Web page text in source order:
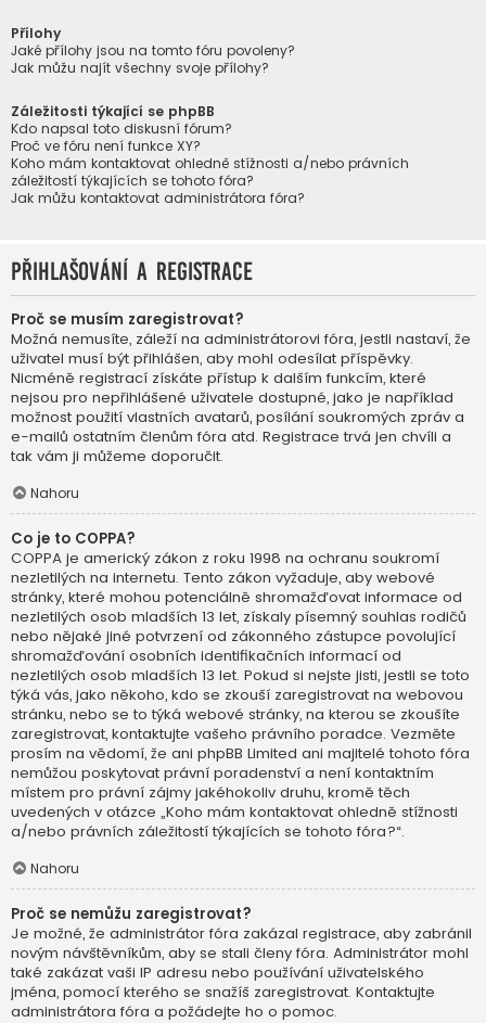
Přílohy
Jaké přílohy jsou na tomto fóru povoleny?
Jak můžu najít všechny svoje přílohy?
Záležitosti týkající se phpBB
Kdo napsal toto diskusní fórum?
Proč ve fóru není funkce XY?
Koho mám kontaktovat ohledně stížnosti a/nebo právních
záležitostí týkajících se tohoto fóra?
Jak můžu kontaktovat administrátora fóra?
Přihlašování a registrace
Proč se musím zaregistrovat?
Možná nemusíte, záleží na administrátorovi fóra, jestli nastaví, že
uživatel musí být přihlášen, aby mohl odesílat příspěvky.
Nicméně registrací získáte přístup k dalším funkcím, které
nejsou pro nepřihlášené uživatele dostupné, jako je například
možnost použití vlastních avatarů, posílání soukromých zpráv a
e-mailů ostatním členům fóra atd. Registrace trvá jen chvíli a
tak vám ji můžeme doporučit.
Nahoru
Co je to COPPA?
COPPA je americký zákon z roku 1998 na ochranu soukromí
nezletilých na internetu. Tento zákon vyžaduje, aby webové
stránky, které mohou potenciálně shromažďovat informace od
nezletilých osob mladších 13 let, získaly písemný souhlas rodičů
nebo nějaké jiné potvrzení od zákonného zástupce povolující
shromažďování osobních identifikačních informací od
nezletilých osob mladších 13 let. Pokud si nejste jisti, jestli se toto
týká vás, jako někoho, kdo se zkouší zaregistrovat na webovou
stránku, nebo se to týká webové stránky, na kterou se zkoušíte
zaregistrovat, kontaktujte vašeho právního poradce. Vezměte
prosím na vědomí, že ani phpBB Limited ani majitelé tohoto fóra
nemůžou poskytovat právní poradenství a není kontaktním
místem pro právní zájmy jakéhokoliv druhu, kromě těch
uvedených v otázce „Koho mám kontaktovat ohledně stížnosti
a/nebo právních záležitostí týkajících se tohoto fóra?“.
Nahoru
Proč se nemůžu zaregistrovat?
Je možné, že administrátor fóra zakázal registrace, aby zabránil
novým návštěvníkům, aby se stali členy fóra. Administrátor mohl
také zakázat vaši IP adresu nebo používání uživatelského
jména, pomocí kterého se snažíš zaregistrovat. Kontaktujte
administrátora fóra a požádejte ho o pomoc.